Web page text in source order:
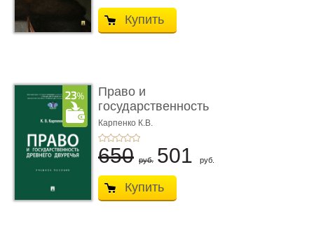
Купить
Право и
государственность
Древнего Двуречья. �
...
Карпенко К.В.
650 руб. 501 руб.
Купить